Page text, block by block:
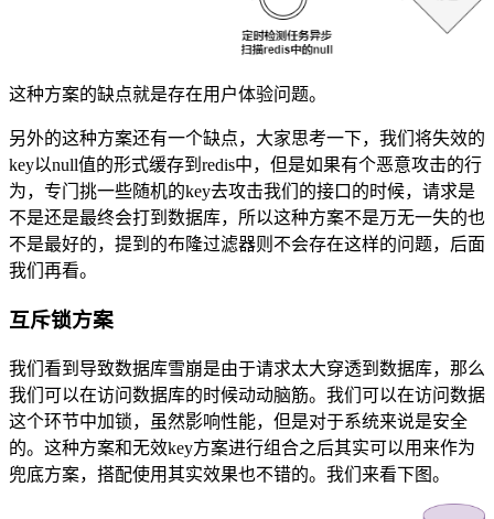
这种方案的缺点就是存在用户体验问题。
另外的这种方案还有一个缺点，大家思考一下，我们将失效的
key以null值的形式缓存到redis中，但是如果有个恶意攻击的行
为，专门挑一些随机的key去攻击我们的接口的时候，请求是
不是还是最终会打到数据库，所以这种方案不是万无一失的也
不是最好的，提到的布隆过滤器则不会存在这样的问题，后面
我们再看。
互斥锁方案
我们看到导致数据库雪崩是由于请求太大穿透到数据库，那么
我们可以在访问数据库的时候动动脑筋。我们可以在访问数据
这个环节中加锁，虽然影响性能，但是对于系统来说是安全
的。这种方案和无效key方案进行组合之后其实可以用来作为
兜底方案，搭配使用其实效果也不错的。我们来看下图。